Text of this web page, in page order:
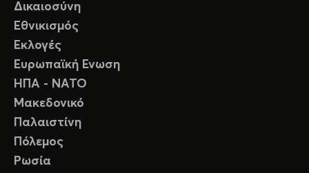
Δικαιοσύνη
Εθνικισμός
Εκλογές
Ευρωπαϊκή Ενωση
ΗΠΑ - ΝΑΤΟ
Μακεδονικό
Παλαιστίνη
Πόλεμος
Ρωσία